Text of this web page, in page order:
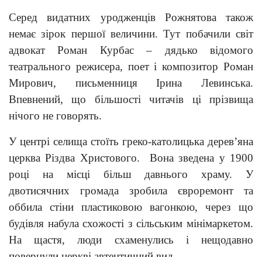
Серед видатних уродженців Рожнятова також
немає зірок першої величини. Тут побачили світ
адвокат Роман Курбас – дядько відомого
театрального режисера, поет і композитор Роман
Мирович, письменниця Ірина Левинська.
Впевнений, що більшості читачів ці прізвища
нічого не говорять.
У центрі селища стоїть греко-католицька дерев’яна
церква Різдва Христового. Вона зведена у 1900
році на місці більш давнього храму. У
двотисячних громада зробила євроремонт та
оббила стіни пластиковою вагонкою, через що
будівля набула схожості з сільським мінімаркетом.
На щастя, люди схаменулись і нещодавно